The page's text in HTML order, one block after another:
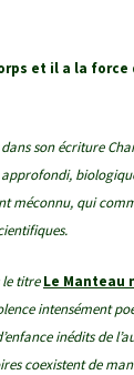
et il a la force
dans son écriture
approfondi,
méconnu, qui
titre Le Manteau
intensément
inédits de
coexistent de